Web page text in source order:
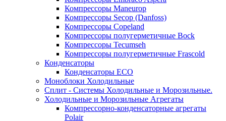
Компрессоры Maneurop
Компрессоры Secop (Danfoss)
Компрессоры Copeland
Компрессоры полугерметичные Bock
Компрессоры Tecumseh
Компрессоры полугерметичные Frascold
Конденсаторы
Конденсаторы ECO
Моноблоки Холодильные
Сплит - Системы Холодильные и Морозильные.
Холодильные и Морозильные Агрегаты
Компрессорно-конденсаторные агрегаты
Polair